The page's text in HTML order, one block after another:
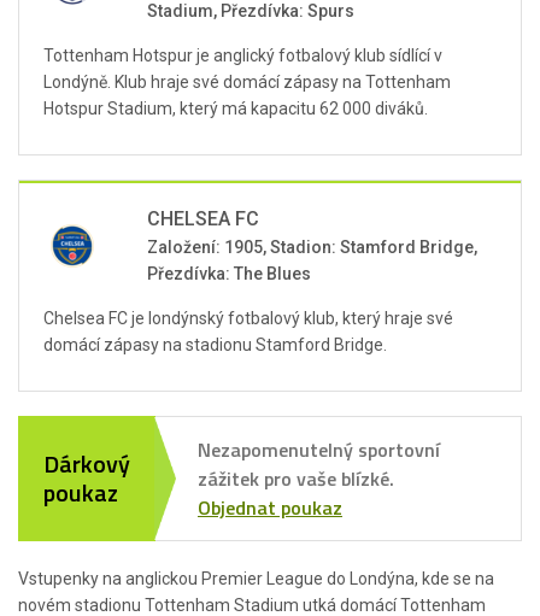
Vstupenky na anglickou Premier League do Londýna, kde se na
novém stadionu Tottenham Stadium utká domácí Tottenham
Stadium, Přezdívka: Spurs
Tottenham Hotspur je anglický fotbalový klub sídlící v
Londýně. Klub hraje své domácí zápasy na Tottenham
Hotspur Stadium, který má kapacitu 62 000 diváků.
CHELSEA FC
Založení: 1905, Stadion: Stamford Bridge,
Přezdívka: The Blues
Chelsea FC je londýnský fotbalový klub, který hraje své
domácí zápasy na stadionu Stamford Bridge.
Dárkový
poukaz
Nezapomenutelný sportovní
zážitek pro vaše blízké.
Objednat poukaz